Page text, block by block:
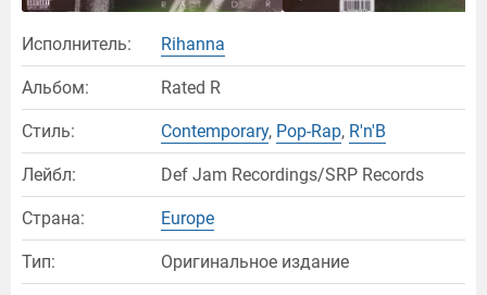
Исполнитель: Rihanna
Альбом: Rated R
Стиль: Contemporary, Pop-Rap, R'n'B
Лейбл: Def Jam Recordings/SRP Records
Страна: Europe
Тип: Оригинальное издание